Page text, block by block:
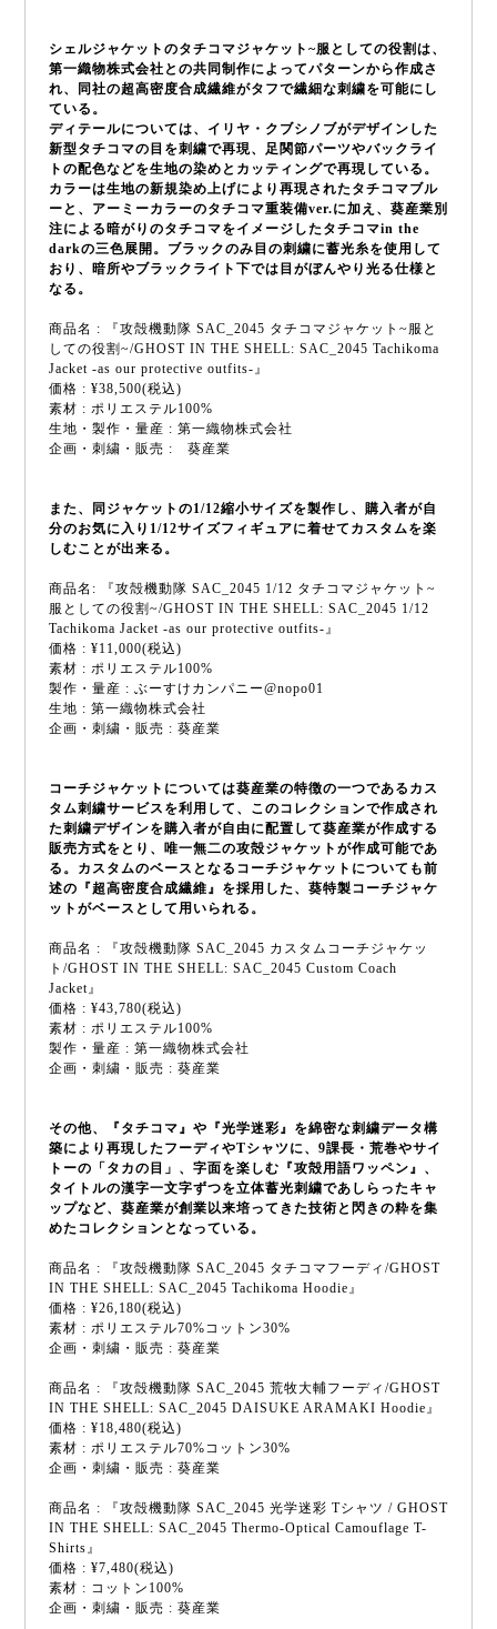
シェルジャケットのタチコマジャケット~服としての役割は、
第一織物株式会社との共同制作によってパターンから作成さ
れ、同社の超高密度合成繊維がタフで繊細な刺繍を可能にし
ている。
ディテールについては、イリヤ・クブシノブがデザインした
新型タチコマの目を刺繍で再現、足関節パーツやバックライ
トの配色などを生地の染めとカッティングで再現している。
カラーは生地の新規染め上げにより再現されたタチコマブル
ーと、アーミーカラーのタチコマ重装備ver.に加え、葵産業別
注による暗がりのタチコマをイメージしたタチコマin the
darkの三色展開。ブラックのみ目の刺繍に蓄光糸を使用して
おり、暗所やブラックライト下では目がぼんやり光る仕様と
なる。
商品名 : 『攻殻機動隊 SAC_2045 タチコマジャケット~服と
しての役割~/GHOST IN THE SHELL: SAC_2045 Tachikoma
Jacket -as our protective outfits-』
価格 : ¥38,500(税込)
素材 : ポリエステル100%
生地・製作・量産 : 第一織物株式会社
企画・刺繍・販売 : 葵産業
また、同ジャケットの1/12縮小サイズを製作し、購入者が自
分のお気に入り1/12サイズフィギュアに着せてカスタムを楽
しむことが出来る。
商品名: 『攻殻機動隊 SAC_2045 1/12 タチコマジャケット~
服としての役割~/GHOST IN THE SHELL: SAC_2045 1/12
Tachikoma Jacket -as our protective outfits-』
価格 : ¥11,000(税込)
素材 : ポリエステル100%
製作・量産 : ぶーすけカンパニー@nopo01
生地 : 第一織物株式会社
企画・刺繍・販売 : 葵産業
コーチジャケットについては葵産業の特徴の一つであるカス
タム刺繍サービスを利用して、このコレクションで作成され
た刺繍デザインを購入者が自由に配置して葵産業が作成する
販売方式をとり、唯一無二の攻殻ジャケットが作成可能であ
る。カスタムのベースとなるコーチジャケットについても前
述の『超高密度合成繊維』を採用した、葵特製コーチジャケ
ットがベースとして用いられる。
商品名 : 『攻殻機動隊 SAC_2045 カスタムコーチジャケッ
ト/GHOST IN THE SHELL: SAC_2045 Custom Coach
Jacket』
価格 : ¥43,780(税込)
素材 : ポリエステル100%
製作・量産 : 第一織物株式会社
企画・刺繍・販売 : 葵産業
その他、『タチコマ』や『光学迷彩』を綿密な刺繍データ構
築により再現したフーディやTシャツに、9課長・荒巻やサイ
トーの「タカの目」、字面を楽しむ『攻殻用語ワッペン』、
タイトルの漢字一文字ずつを立体蓄光刺繍であしらったキャ
ップなど、葵産業が創業以来培ってきた技術と閃きの粋を集
めたコレクションとなっている。
商品名 : 『攻殻機動隊 SAC_2045 タチコマフーディ/GHOST
IN THE SHELL: SAC_2045 Tachikoma Hoodie』
価格 : ¥26,180(税込)
素材 : ポリエステル70%コットン30%
企画・刺繍・販売 : 葵産業
商品名 : 『攻殻機動隊 SAC_2045 荒牧大輔フーディ/GHOST
IN THE SHELL: SAC_2045 DAISUKE ARAMAKI Hoodie』
価格 : ¥18,480(税込)
素材 : ポリエステル70%コットン30%
企画・刺繍・販売 : 葵産業
商品名 : 『攻殻機動隊 SAC_2045 光学迷彩 Tシャツ / GHOST
IN THE SHELL: SAC_2045 Thermo-Optical Camouflage T-
Shirts』
価格 : ¥7,480(税込)
素材 : コットン100%
企画・刺繍・販売 : 葵産業